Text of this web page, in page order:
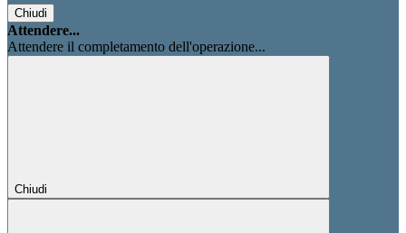
Chiudi
Attendere...
Attendere il completamento dell'operazione...
Chiudi